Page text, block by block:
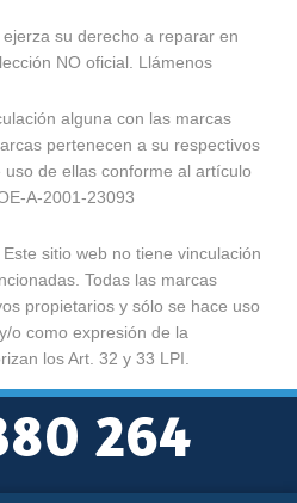
su derecho a reparar en
NO oficial. Llámenos
alguna con las marcas
pertenecen a su respectivos
de ellas conforme al artículo
A-2001-23093
sitio web no tiene vinculación
Todas las marcas
propietarios y sólo se hace uso
o como expresión de la
los Art. 32 y 33 LPI.
264